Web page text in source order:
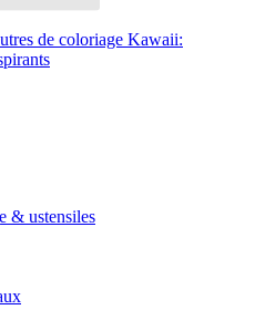
de coloriage Kawaii:
& ustensiles